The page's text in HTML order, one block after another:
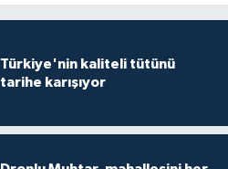
Türkiye'nin kaliteli tütünü
tarihe karışıyor